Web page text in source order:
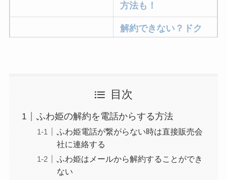
方法も！
解約できない？ドク
解約方法まとめ！契
どうなる？
とめ！最短手続きや
目次
ふわ姫の解約を電話からする方法
ふわ姫電話が繋がらない時は直接販売会
社に連絡する
ふわ姫はメールから解約することができ
ない